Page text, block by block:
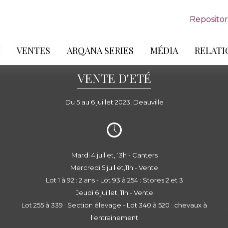
VENTES ARQANA SERIES MÉDIA
VENTE D'ETÉ
Du 5 au 6 juillet 2023, Deauville
Mardi 4 juillet, 13h - Canters
Mercredi 5 juillet,11h - Vente
Lot 1 à 92 : 2 ans - Lot 93 à 254 : Stores 2 et 3
Jeudi 6 juillet, 11h - Vente
Lot 255 à 339 : Section élevage - Lot 340 à 520 : chevaux à
l'entrainement